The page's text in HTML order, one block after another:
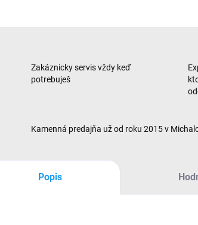
Zakáznicky servis vždy keď
potrebuješ
Kamenná predajňa už od roku 2015 v
Popis